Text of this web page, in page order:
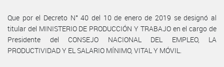
Que por el Decreto N° 40 del 10 de enero de 2019 se designó al
titular del MINISTERIO DE PRODUCCIÓN Y TRABAJO en el cargo de
Presidente del CONSEJO NACIONAL DEL EMPLEO, LA
PRODUCTIVIDAD Y EL SALARIO MÍNIMO, VITAL Y MÓVIL.